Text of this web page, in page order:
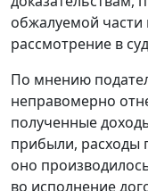
обжалуемой части
рассмотрение в
По мнению
неправомерно
полученные
прибыли, расходы
оно
во исполнение